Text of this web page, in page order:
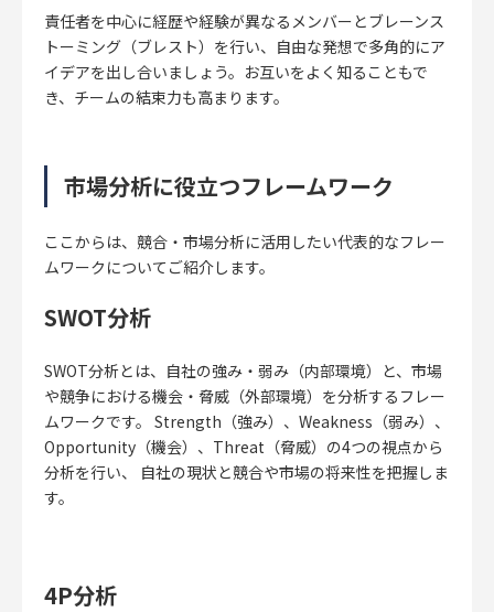
責任者を中心に経歴や経験が異なるメンバーとブレーンス
トーミング（ブレスト）を行い、 自由な発想で多角的にア
イデアを出し合いましょう。 お互いをよく知ることもで
き、チームの結束力も高まります。
市場分析に役立つフレームワーク
ここからは、競合・市場分析に活用したい代表的なフレー
ムワークについてご紹介します。
SWOT分析
SWOT分析とは、自社の強み・弱み（内部環境）と、市場
や競争における機会・脅威（外部環境）を分析するフレー
ムワークです。 Strength（強み）、Weakness（弱み）、
Opportunity（機会）、Threat（脅威）の4つの視点から
分析を行い、 自社の現状と競合や市場の将来性を把握しま
す。
4P分析